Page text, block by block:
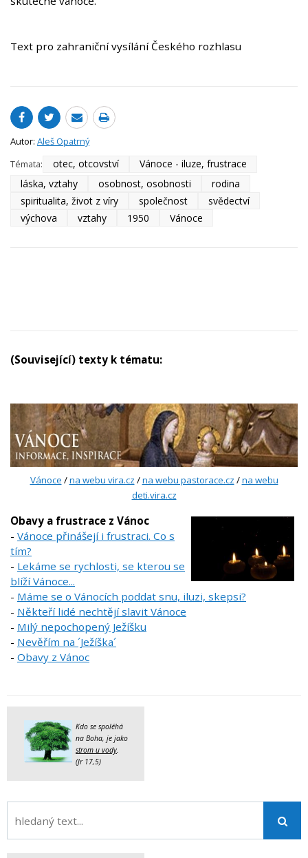
Text pro zahraniční vysílání Českého rozhlasu
Autor: Aleš Opatrný
Témata:
otec, otcovství
Vánoce - iluze, frustrace
láska, vztahy
osobnost, osobnosti
rodina
spiritualita, život z víry
společnost
svědectví
výchova
vztahy 1950 Vánoce
(Související) texty k tématu:
Vánoce /na webu vira.cz /na webu pastorace.cz /na webu
deti.vira.cz
Obavy a frustrace z Vánoc
- Vánoce přinášejí i frustraci. Co s
tím?
- Lekáme se rychlosti, se kterou se
blíží Vánoce...
- Máme se o Vánocích poddat snu, iluzi, skepsi?
- Někteří lidé nechtějí slavit Vánoce
- Milý nepochopený Ježíšku
- Nevěřím na ´Ježíška´
- Obavy z Vánoc
Kdo se spoléhá
na Boha, je jako
strom u vody.
(Jr 17,5)